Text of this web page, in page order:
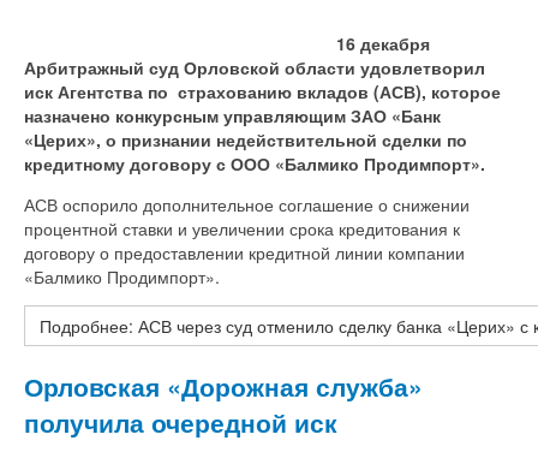
16 декабря
Арбитражный суд Орловской области удовлетворил
иск Агентства по страхованию вкладов (АСВ), которое
назначено конкурсным управляющим ЗАО «Банк
«Церих», о признании недействительной сделки по
кредитному договору с ООО «Балмико Продимпорт».
АСВ оспорило дополнительное соглашение о снижении
процентной ставки и увеличении срока кредитования к
договору о предоставлении кредитной линии компании
«Балмико Продимпорт».
Подробнее: АСВ через суд отменило сделку банка «Церих»
Орловская «Дорожная служба»
получила очередной иск